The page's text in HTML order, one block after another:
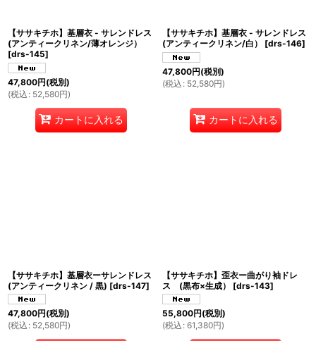
【ササキチホ】基層衣 - サレンドレス
(アンティークリネン/薄オレンジ）
[drs-145]
47,800円(税別)
(税込 : 52,580円)
カートに入れる
【ササキチホ】基層衣 - サレンドレス
(アンティークリネン/白）
[drs-146]
47,800円(税別)
(税込 : 52,580円)
カートに入れる
【ササキチホ】基層衣ーサレンドレス
(アンティークリネン / 黒) [drs-147]
47,800円(税別)
(税込 : 52,580円)
【ササキチホ】歪衣ー曲がり袖ドレ
ス (黒布×生成）
[drs-143]
55,800円(税別)
(税込 : 61,380円)